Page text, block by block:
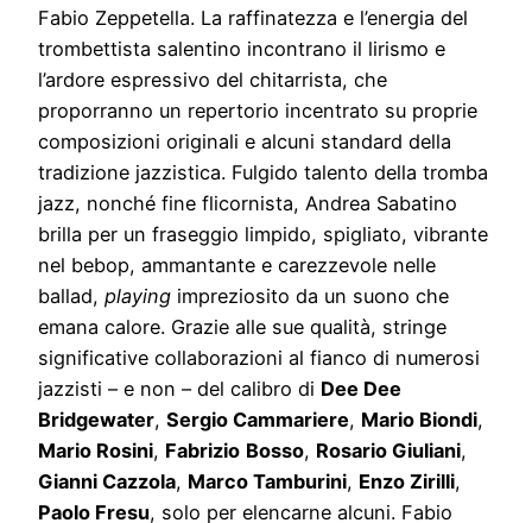
Fabio Zeppetella. La raffinatezza e l’energia del
trombettista salentino incontrano il lirismo e
l’ardore espressivo del chitarrista, che
proporranno un repertorio incentrato su proprie
composizioni originali e alcuni standard della
tradizione jazzistica. Fulgido talento della tromba
jazz, nonché fine flicornista, Andrea Sabatino
brilla per un fraseggio limpido, spigliato, vibrante
nel bebop, ammantante e carezzevole nelle
ballad, playing impreziosito da un suono che
emana calore. Grazie alle sue qualità, stringe
significative collaborazioni al fianco di numerosi
jazzisti – e non – del calibro di Dee Dee
Bridgewater, Sergio Cammariere, Mario Biondi,
Mario Rosini, Fabrizio Bosso, Rosario Giuliani,
Gianni Cazzola, Marco Tamburini, Enzo Zirilli,
Paolo Fresu, solo per elencarne alcuni. Fabio